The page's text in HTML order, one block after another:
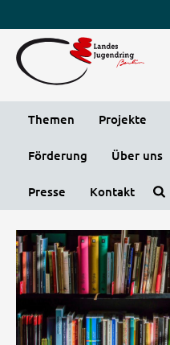
zum
Inhalt
Themen Projekte
Förderung Über uns
Presse Kontakt